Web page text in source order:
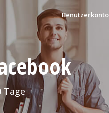
Benutzerkonto
Tage